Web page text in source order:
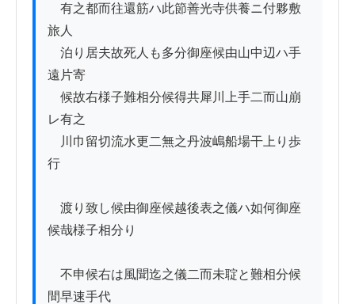
有之都而往還筋ハ此節善光寺供養ニ付夥敷
旅人
泊り居夫故死人も多分御座候由山中辺ハ手
遠片寄
候故右様子難相分候得共犀川上手二而山崩
レ有之
川巾留切流水更二無之丹波嶋船場干上り歩
行
渡り致し候由御座候越後表之儀ハ如何御座
候哉様子相分り
不申候右は風聞迄之儀二而未聢と難相分候
間早速手代